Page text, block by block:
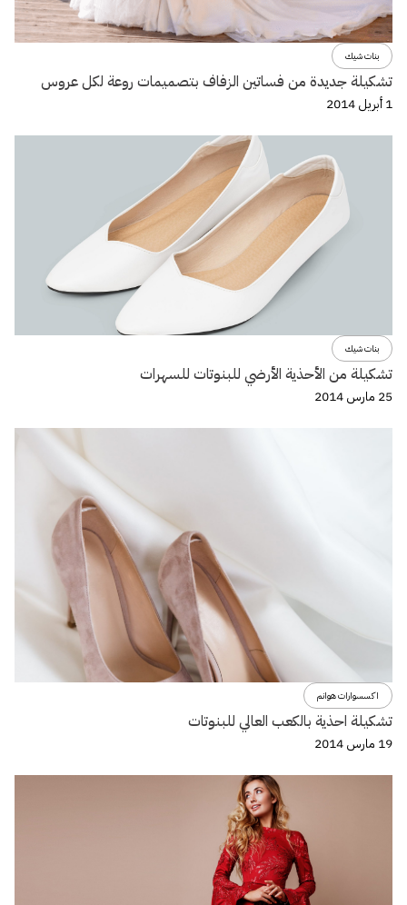
بنات شيك
تشكيلة جديدة من فساتين الزفاف بتصميمات روعة لكل عروس
1 أبريل 2014
بنات شيك
تشكيلة من الأحذية الأرضي للبنوتات للسهرات
25 مارس 2014
اكسسوارات هوانم
تشكيلة احذية بالكعب العالي للبنوتات
19 مارس 2014